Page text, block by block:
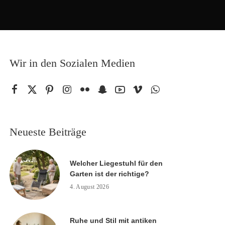
Wir in den Sozialen Medien
Neueste Beiträge
Welcher Liegestuhl für den
Garten ist der richtige?
4. August 2026
Ruhe und Stil mit antiken